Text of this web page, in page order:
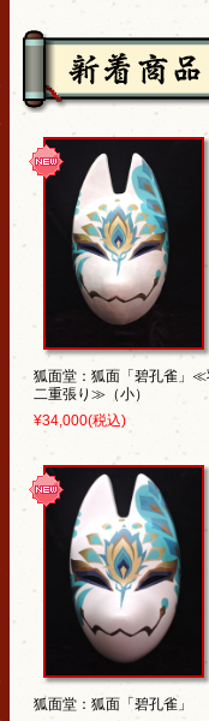
狐面堂：狐面「碧孔雀」≪
二重張り≫（小）
¥34,000(税込)
狐面堂：狐面「碧孔雀」